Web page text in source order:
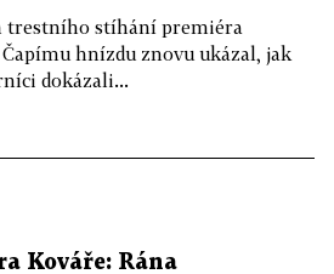
trestního stíhání premiéra
hnízdu znovu ukázal, jak
dokázali...
Kováře: Rána